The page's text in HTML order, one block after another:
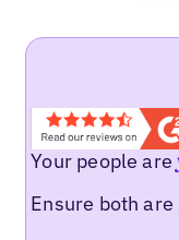
Your people are
Ensure both